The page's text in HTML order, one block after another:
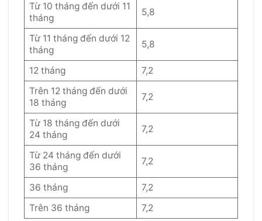
Từ 10 tháng đến dưới 11
tháng
5,8
Từ 11 tháng đến dưới 12
tháng
5,8
12 tháng
7,2
Trên 12 tháng đến dưới
18 tháng
7,2
Từ 18 tháng đến dưới
24 tháng
7,2
Từ 24 tháng đến dưới
36 tháng
7,2
36 tháng
7,2
Trên 36 tháng
7,2